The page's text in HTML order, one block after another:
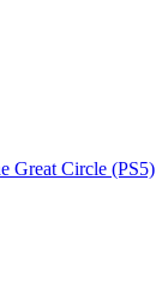
Great Circle (PS5)